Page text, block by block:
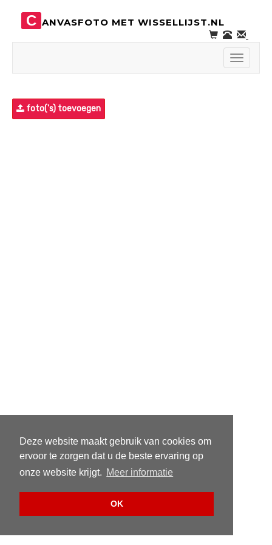
Deze website maakt gebruik van cookies om
ervoor te zorgen dat u de beste ervaring op
onze website krijgt. Meer informatie
OK
C ANVASFOTO MET WISSELLIJST.NL
Toggle
foto('s) toevoegen